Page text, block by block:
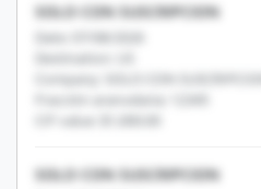
SOLO CON SUSCRIPCION
Date: 07/08/2026
Destination: US
Company: SOLO CON SUSCRIPCION
Fracción arancelaria: 12345
CIF value: $1,000.00
SOLO CON SUSCRIPCION